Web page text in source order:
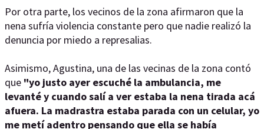
Por otra parte, los vecinos de la zona afirmaron que la
nena sufría violencia constante pero que nadie realizó la
denuncia por miedo a represalias.
Asimismo, Agustina, una de las vecinas de la zona contó
que "yo justo ayer escuché la ambulancia, me
levanté y cuando salí a ver estaba la nena tirada acá
afuera. La madrastra estaba parada con un celular, yo
me metí adentro pensando que ella se había